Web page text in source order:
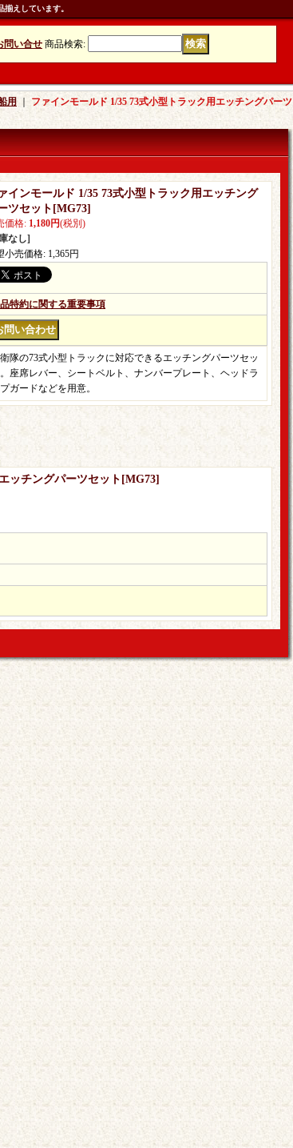
えしています。
問い合せ 商品検索:
用
ファインモールド 1/35 73式小型トラック用エッチングパーツ
インモールド 1/35 73式小型トラック用エッチング
ツセット [MG73]
価格: 1,180円(税別)
なし]
小売価格: 1,365円
特約に関する重要事項
隊の73式小型トラックに対応できるエッチングパーツセッ
。座席レバー、シートベルト、ナンバープレート、ヘッドラ
ガードなどを用意。
ッチングパーツセット [MG73]